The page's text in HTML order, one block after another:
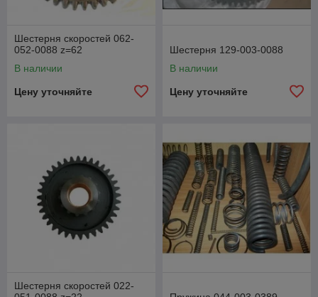
Шестерня скоростей 062-
052-0088 z=62
В наличии
Цену уточняйте
Шестерня 129-003-0088
В наличии
Цену уточняйте
Шестерня скоростей 022-